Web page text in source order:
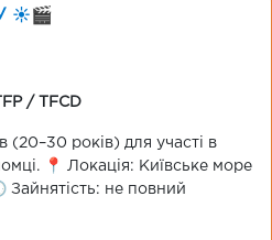
☀️🎬
TFP / TFCD
(20–30 років) для участі в
📍 Локація: Київське море
Зайнятість: не повний